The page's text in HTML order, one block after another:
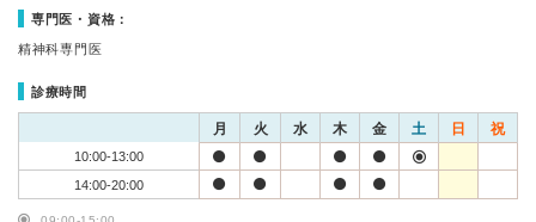
専門医・資格：
精神科専門医
診療時間
月 火 水 木 金 土 日 祝
10:00-13:00
14:00-20:00